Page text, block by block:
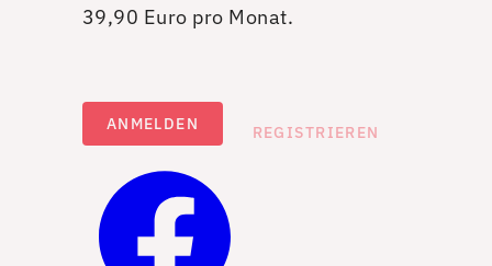
39,90 Euro pro Monat.
ANMELDEN REGISTRIEREN